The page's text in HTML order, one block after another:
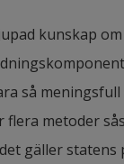
kunskap
så
flera metoder
gäller statens